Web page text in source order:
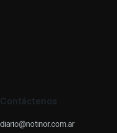
Contáctenos
diario@notinor.com.ar